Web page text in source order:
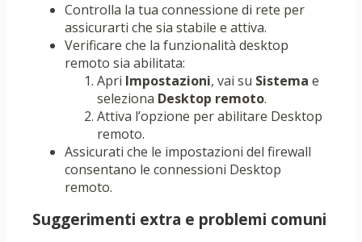
Controlla la tua connessione di rete per
assicurarti che sia stabile e attiva.
Verificare che la funzionalità desktop
remoto sia abilitata:
Apri Impostazioni, vai su Sistema e
seleziona Desktop remoto.
Attiva l’opzione per abilitare Desktop
remoto.
Assicurati che le impostazioni del firewall
consentano le connessioni Desktop
remoto.
Suggerimenti extra e problemi comuni